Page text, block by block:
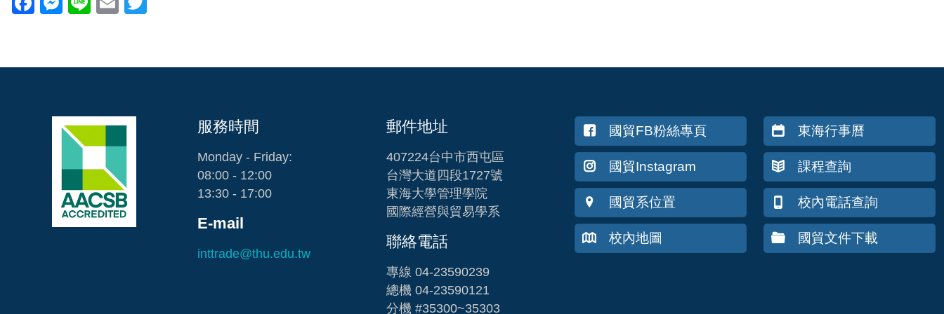
服務時間
Monday - Friday:
08:00 - 12:00
13:30 - 17:00
E-mail
inttrade@thu.edu.tw
郵件地址
407224台中市西屯區
台灣大道四段1727號
東海大學管理學院
國際經營與貿易學系
聯絡電話
專線 04-23590239
總機 04-23590121
分機 #35300~35303
國貿FB粉絲專頁
國貿Instagram
國貿系位置
校內地圖
東海行事曆
課程查詢
校內電話查詢
國貿文件下載